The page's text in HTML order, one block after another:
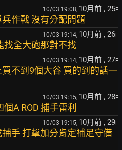
10/03 19:08, 10月前 , 25F
作戰 沒有分配問題
10/03 19:14, 10月前 , 26F
找全大砲那對不找
10/03 19:14, 10月前 , 27F
不到9個大谷 買的到的話一
10/03 19:15, 10月前 , 28F
A ROD 捕手雷利
10/03 19:15, 10月前 , 29F
手 打擊加分肯定補足守備